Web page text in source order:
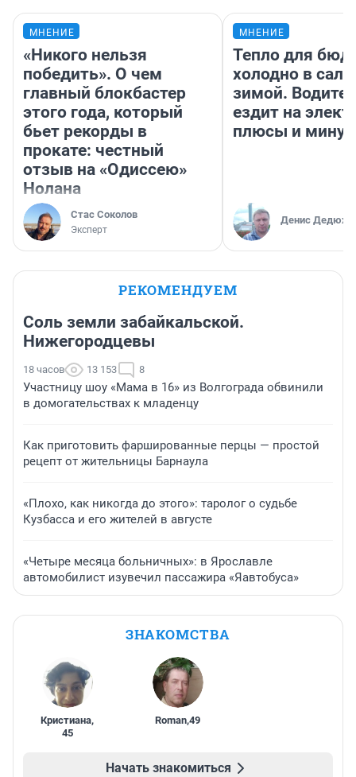
МНЕНИЕ
«Никого нельзя
победить». О чем
главный блокбастер
этого года, который
бьет рекорды в
прокате: честный
отзыв на «Одиссею»
Нолана
Стас Соколов
Эксперт
МНЕНИЕ
Тепло для
холодно в
зимой.
ездит на
плюсы и
Денис
РЕКОМЕНДУЕМ
Соль земли забайкальской.
Нижегородцевы
18 часов 13 153 8
Участницу шоу «Мама в 16» из Волгограда обвинили
в домогательствах к младенцу
Как приготовить фаршированные перцы — простой
рецепт от жительницы Барнаула
«Плохо, как никогда до этого»: таролог о судьбе
Кузбасса и его жителей в августе
«Четыре месяца больничных»: в Ярославле
автомобилист изувечил пассажира «Яавтобуса»
ЗНАКОМСТВА
Кристиана,
45
Roman,49
Начать знакомиться